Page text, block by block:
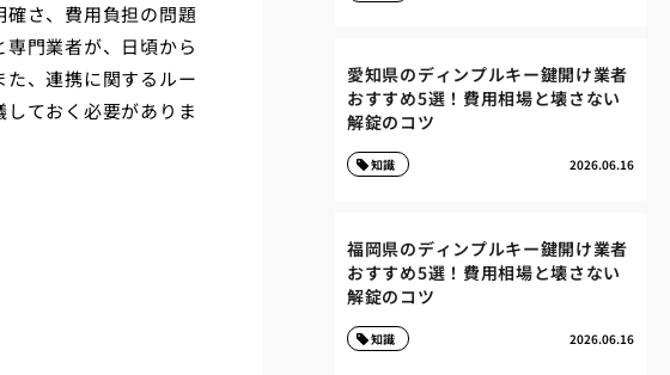
さ、費用負担の問題
門業者が、日頃から
、連携に関するルー
ておく必要がありま
愛知県のディンプルキー鍵開け業者
おすすめ5選！費用相場と壊さない
解錠のコツ
2026.06.16
知識
福岡県のディンプルキー鍵開け業者
おすすめ5選！費用相場と壊さない
解錠のコツ
2026.06.16
知識